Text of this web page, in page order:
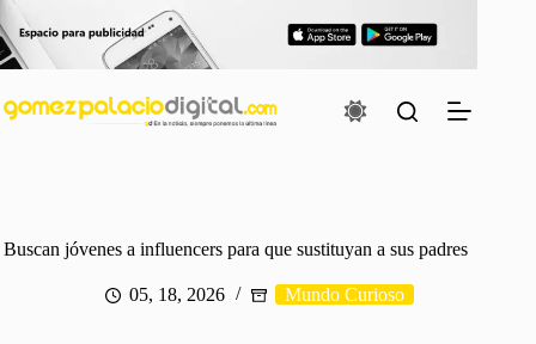
al
contenido
Buscan jóvenes a influencers para que sustituyan a sus padres
05, 18, 2026 Mundo Curioso